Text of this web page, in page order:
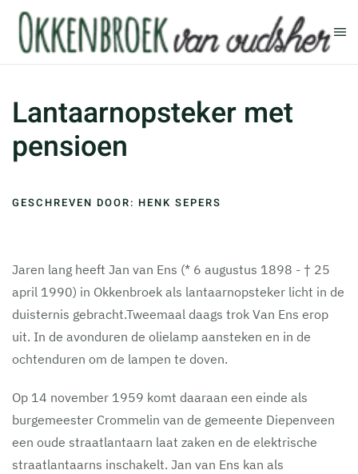
Terug naar hoofdinhoud
Lantaarnopsteker met
pensioen
GESCHREVEN DOOR: HENK SEPERS
Jaren lang heeft Jan van Ens (* 6 augustus 1898 - † 25
april 1990) in Okkenbroek als lantaarnopsteker licht in de
duisternis gebracht.Tweemaal daags trok Van Ens erop
uit. In de avonduren de olielamp aansteken en in de
ochtenduren om de lampen te doven.
Op 14 november 1959 komt daaraan een einde als
burgemeester Crommelin van de gemeente Diepenveen
een oude straatlantaarn laat zaken en de elektrische
straatlantaarns inschakelt. Jan van Ens kan als